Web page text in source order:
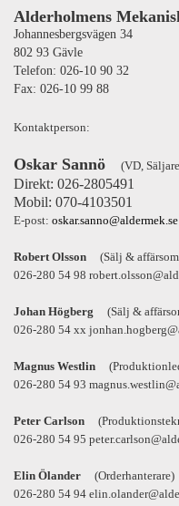
Alderholmens
Johannesbergsvägen 34
802 93 Gävle
Telefon: 026-10 90 32
Fax: 026-10 99 88
Kontaktperson:
Oskar Sannö (VD,
Direkt: 026-2805491
Mobil: 070-4103501
E-post: oskar.sanno@aldermek.se
Robert Olsson
(Sälj &
026-280 54 98
Johan Högberg
(Sälj &
026-280 54 xx
Magnus Westlin
026-280 54 93
Peter Carlson
026-280 54 95
Elin Ölander
(Orderhanterare)
026-280 54 94